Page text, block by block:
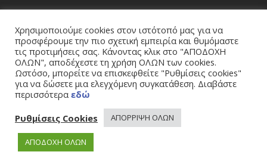
EmailFacebookYouTube
Αρχική Πολιτική Απορρήτου Πολιτική Cookies
© 2021
Δήμος Νέας Προποντίδας
σχεδίαση - υποστήριξη
Χρησιμοποιούμε cookies στον ιστότοπό μας για να
προσφέρουμε την πιο σχετική εμπειρία και θυμόμαστε
τις προτιμήσεις σας. Κάνοντας κλικ στο "ΑΠΟΔΟΧΗ
ΟΛΩΝ", αποδέχεστε τη χρήση ΟΛΩΝ των cookies.
Ωστόσο, μπορείτε να επισκεφθείτε "Ρυθμίσεις cookies"
για να δώσετε μια ελεγχόμενη συγκατάθεση. Διαβάστε
περισσότερα εδώ
Ρυθμίσεις Cookies
ΑΠΟΡΡΙΨΗ ΟΛΩΝ
ΑΠΟΔΟΧΗ ΟΛΩΝ